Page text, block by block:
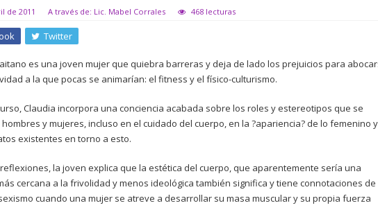
de 2011 A través de: Lic. Mabel Corrales 468 lecturas
Twitter
es una joven mujer que quiebra barreras y deja de lado los prejuicios para
a la que pocas se animarían: el fitness y el físico-culturismo.
Claudia incorpora una conciencia acabada sobre los roles y estereotipos que se
y mujeres, incluso en el cuidado del cuerpo, en la ?apariencia? de lo femenino y
existentes en torno a esto.
la joven explica que la estética del cuerpo, que aparentemente sería una
cercana a la frivolidad y menos ideológica también significa y tiene connotaciones de
cuando una mujer se atreve a desarrollar su masa muscular y su propia fuerza